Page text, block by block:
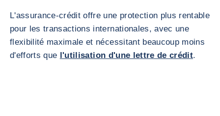
L'assurance-crédit offre une protection plus rentable
pour les transactions internationales, avec une
flexibilité maximale et nécessitant beaucoup moins
d'efforts que l'utilisation d'une lettre de crédit.